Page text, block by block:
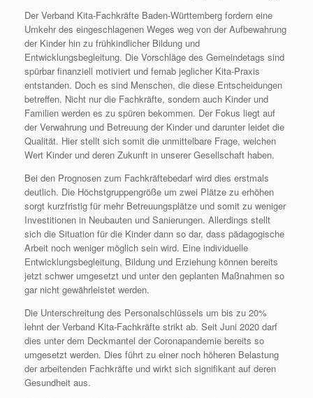
Der Verband Kita-Fachkräfte Baden-Württemberg fordern eine
Umkehr des eingeschlagenen Weges weg von der Aufbewahrung
der Kinder hin zu frühkindlicher Bildung und
Entwicklungsbegleitung. Die Vorschläge des Gemeindetags sind
spürbar finanziell motiviert und fernab jeglicher Kita-Praxis
entstanden. Doch es sind Menschen, die diese Entscheidungen
betreffen. Nicht nur die Fachkräfte, sondern auch Kinder und
Familien werden es zu spüren bekommen. Der Fokus liegt auf
der Verwahrung und Betreuung der Kinder und darunter leidet die
Qualität. Hier stellt sich somit die unmittelbare Frage, welchen
Wert Kinder und deren Zukunft in unserer Gesellschaft haben.
Bei den Prognosen zum Fachkräftebedarf wird dies erstmals
deutlich. Die Höchstgruppengröße um zwei Plätze zu erhöhen
sorgt kurzfristig für mehr Betreuungsplätze und somit zu weniger
Investitionen in Neubauten und Sanierungen. Allerdings stellt
sich die Situation für die Kinder dann so dar, dass pädagogische
Arbeit noch weniger möglich sein wird. Eine individuelle
Entwicklungsbegleitung, Bildung und Erziehung können bereits
jetzt schwer umgesetzt und unter den geplanten Maßnahmen so
gar nicht gewährleistet werden.
Die Unterschreitung des Personalschlüssels um bis zu 20%
lehnt der Verband Kita-Fachkräfte strikt ab. Seit Juni 2020 darf
dies unter dem Deckmantel der Coronapandemie bereits so
umgesetzt werden. Dies führt zu einer noch höheren Belastung
der arbeitenden Fachkräfte und wirkt sich signifikant auf deren
Gesundheit aus.